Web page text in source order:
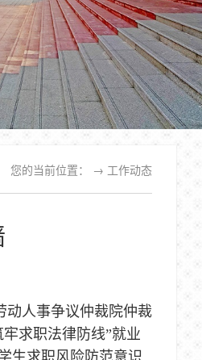
您的当前位置： → 工作动态
动人事争议仲裁院仲裁
求职法律防线”就业